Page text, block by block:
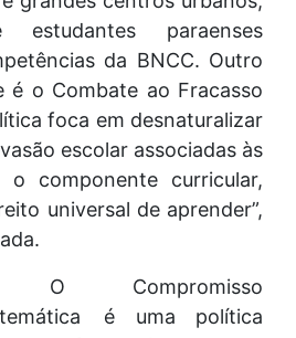
estudantes paraenses
da BNCC. Outro
o Combate ao Fracasso
foca em desnaturalizar
escolar associadas às
o componente curricular,
universal de aprender”,
Compromisso
é uma política